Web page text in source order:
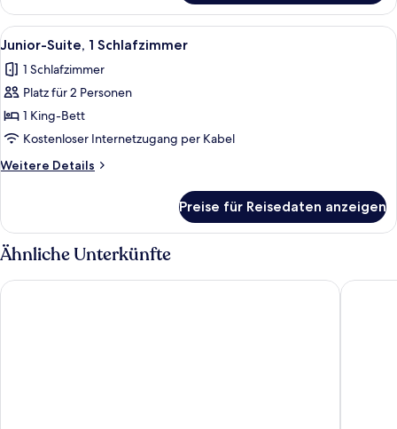
Suite,
Schlafzimmer,
Alle
Fotos
für
Junior-
Suite,
1
Schlafzimmer
anzeigen
Ein ordentlich eingerichtetes
5
Junior-Suite, 1 Schlafzimmer
1 Schlafzimmer
Platz für 2 Personen
1 King-Bett
Kostenloser Internetzugang per Kabel
Weitere Details
Weitere
Suite,
1
Schlafzimmer
Preise für Reisedaten anzeigen
Ähnliche Unterkünfte
Hotel Colón Gran Meliá